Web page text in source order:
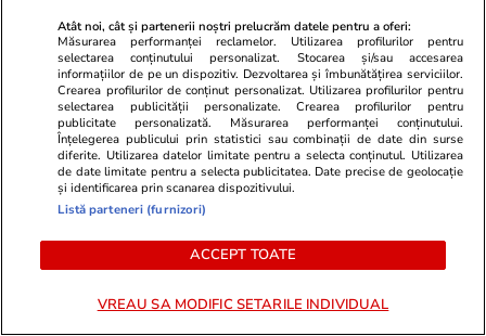
ca, în perioada următoare, să fie mai căutați,
mai solicitați și chiar mai apreciați
Stiri Mondene 10:28
Ce note au luat copiii vedetelor la BAC. Cine a
promovat fără meditații și cine a obținut
punctaj maxim
Auto 07 iul.
Polițiștii vor ca toate centurile de siguranță să
Atât noi, cât și partenerii noștri prelucrăm datele pentru a oferi:
Măsurarea performanței reclamelor. Utilizarea profilurilor pentru
selectarea conținutului personalizat. Stocarea și/sau accesarea
informațiilor de pe un dispozitiv. Dezvoltarea și îmbunătățirea serviciilor.
Crearea profilurilor de conținut personalizat. Utilizarea profilurilor pentru
selectarea publicității personalizate. Crearea profilurilor pentru
publicitate personalizată. Măsurarea performanței conținutului.
Înțelegerea publicului prin statistici sau combinații de date din surse
diferite. Utilizarea datelor limitate pentru a selecta conținutul. Utilizarea
de date limitate pentru a selecta publicitatea. Date precise de geolocație
și identificarea prin scanarea dispozitivului.
Listă parteneri (furnizori)
ACCEPT TOATE
VREAU SA MODIFIC SETARILE INDIVIDUAL